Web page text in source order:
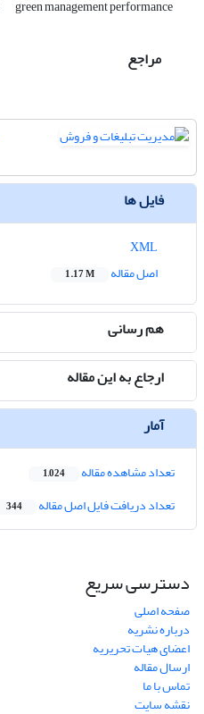
green management performance
مراجع
فایل ها
اصل مقاله
1.17 M
هم رسانی
ارجاع به این مقاله
آمار
تعداد مشاهده مقاله 1,024
تعداد دریافت فایل اصل مقاله 344
دسترسی سریع
صفحه اصلی
درباره نشریه
اعضای هیات تحریریه
ارسال مقاله
تماس با ما
نقشه سایت